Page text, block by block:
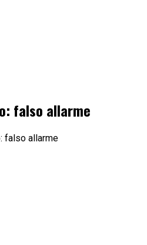
falso allarme
falso allarme